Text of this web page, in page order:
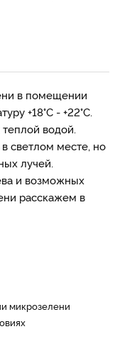
в помещении
+18°C - +22°C.
водой.
светлом месте, но
лучей.
и возможных
расскажем в
микрозелени